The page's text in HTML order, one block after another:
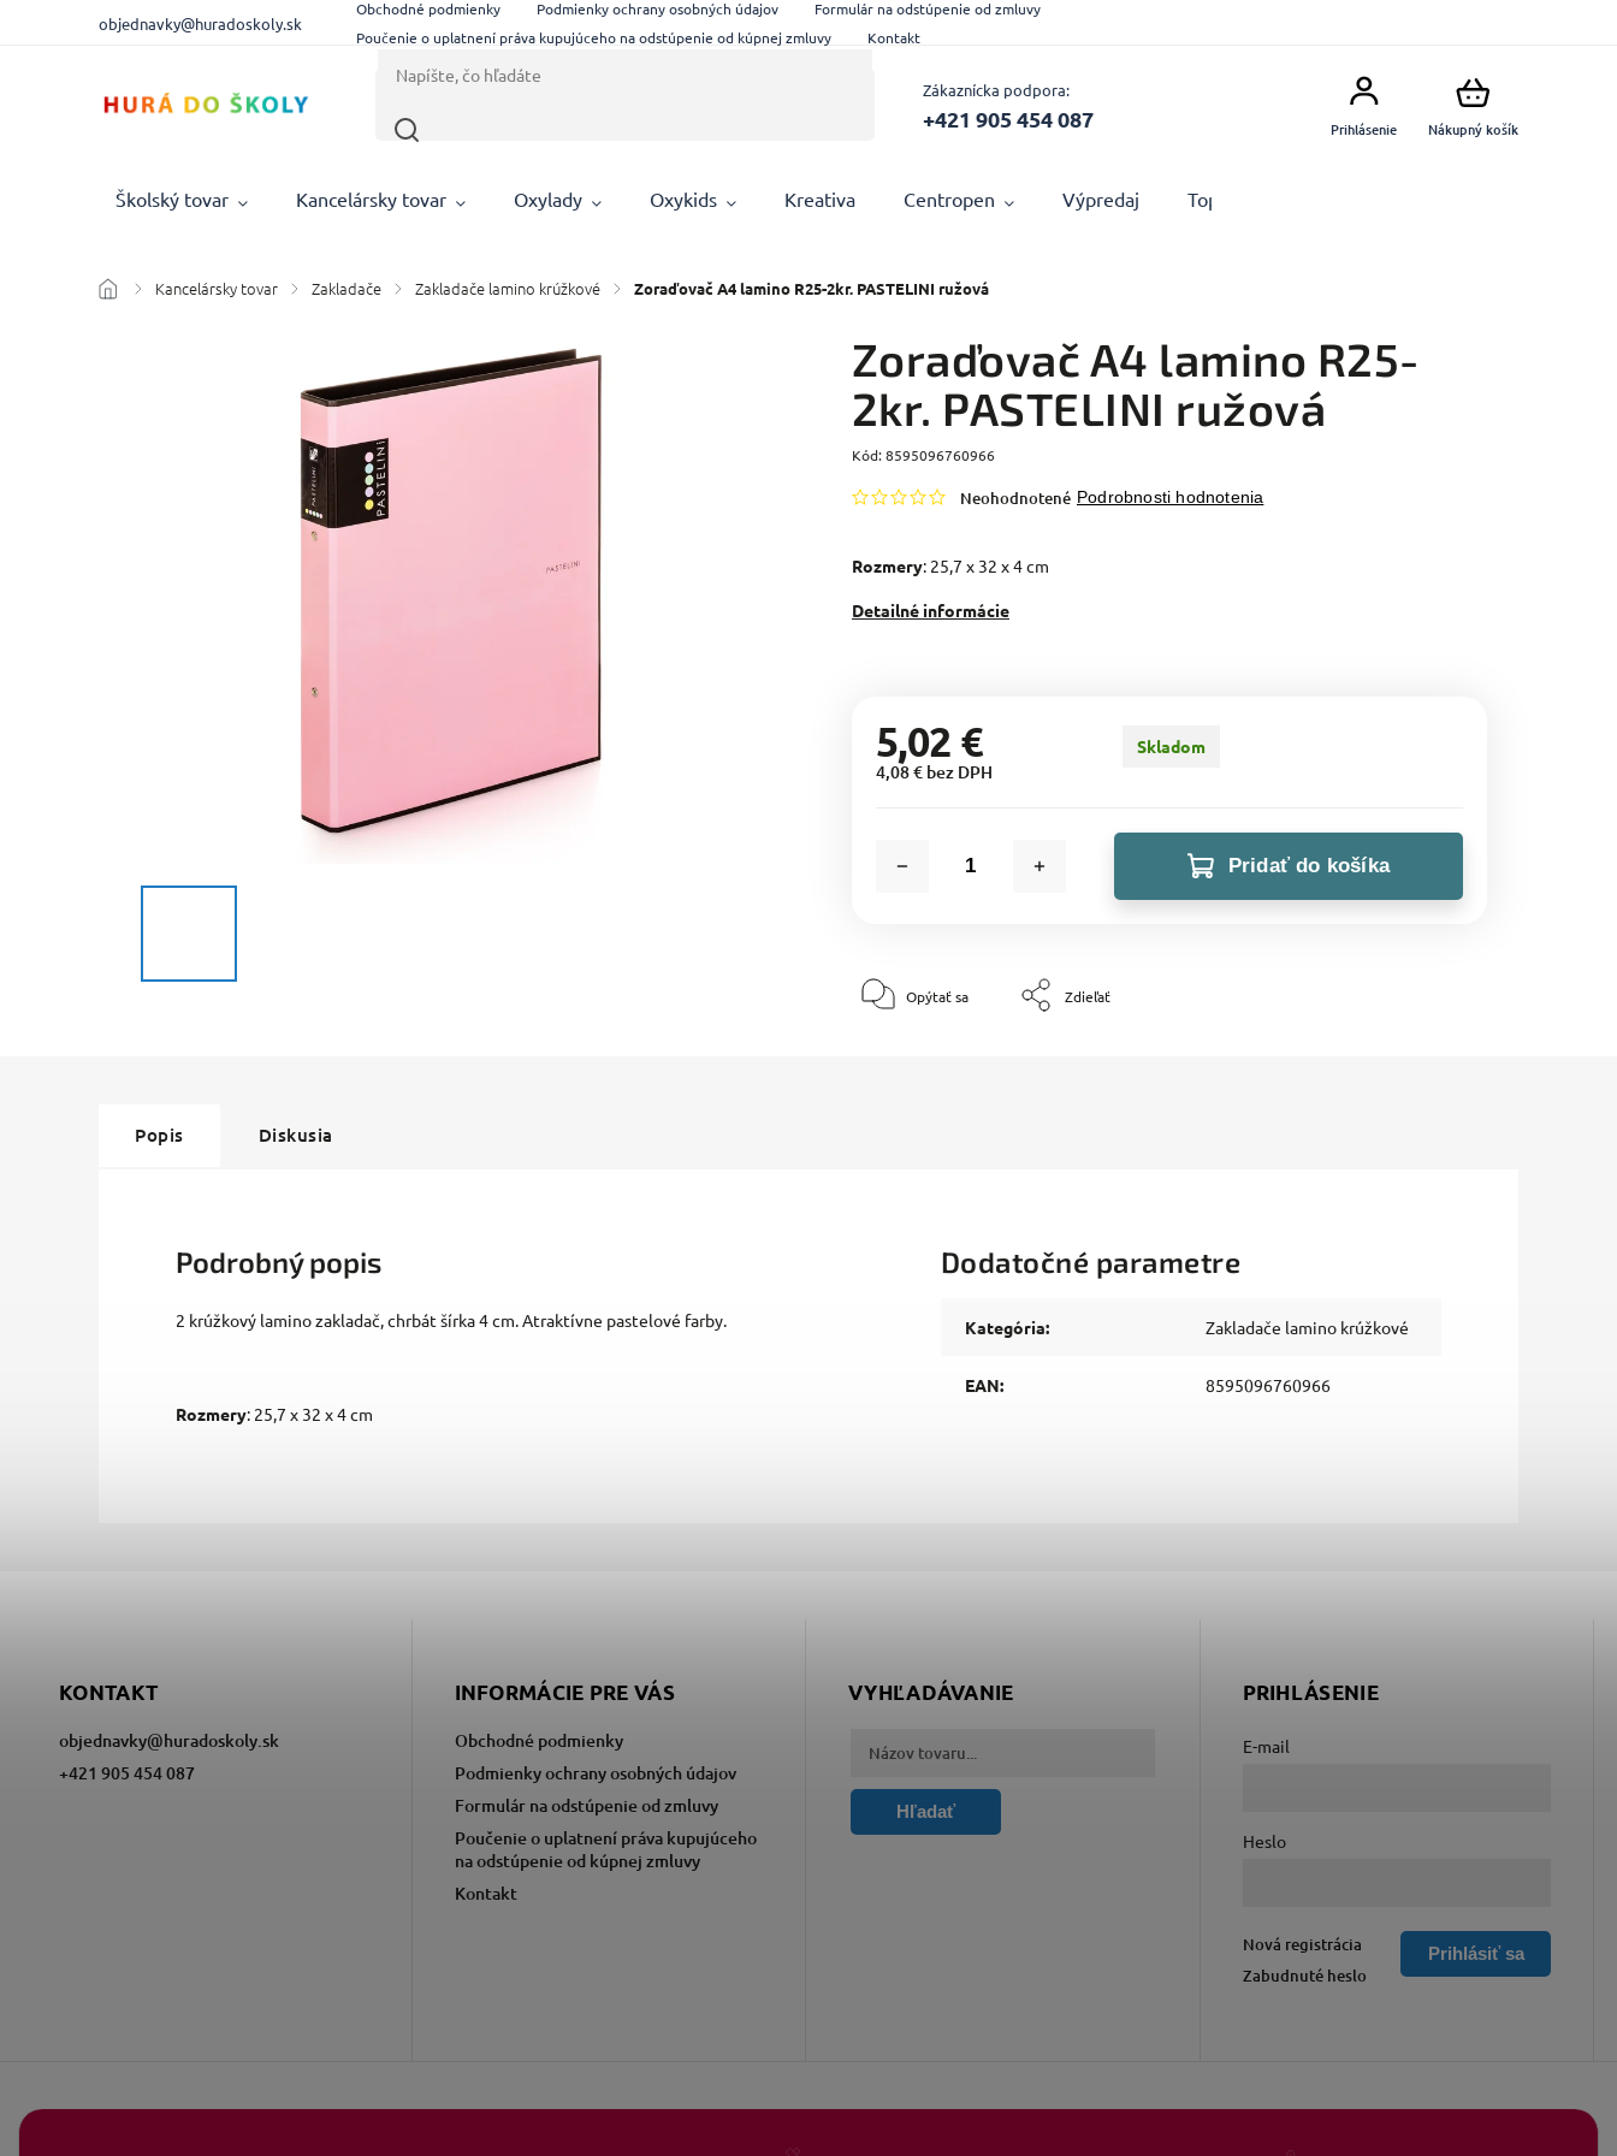
objednavky@huradoskoly.sk
Obchodné podmienky Podmienky ochrany osobných údajov
Formulár na odstúpenie od zmluvy
Poučenie o uplatnení práva kupujúceho na odstúpenie od kúpnej zmluvy
Kontakt
Zákaznícka podpora:
+421 905 454 087 Nákupný košík
Prihlásenie
Školský tovar Kancelársky tovar Oxylady Oxykids Kreativa Centropen Výpredaj Top produkty
/ Kancelársky tovar / Zakladače / Zakladače lamino krúžkové / Zoraďovač A4 lamino R25-2kr. PASTELINI ružová
Zoraďovač A4 lamino R25-
2kr. PASTELINI ružová
Kód:8595096760966
Neohodnotené Podrobnosti hodnotenia
Rozmery: 25,7 x 32 x 4 cm
Detailné informácie
5,02 €
4,08 € bez DPH
Skladom
Pridať do košíka
Opýtať sa Zdieľať
Popis Diskusia
Podrobný popis
2 krúžkový lamino zakladač, chrbát šírka 4 cm. Atraktívne pastelové farby.
Rozmery: 25,7 x 32 x 4 cm
Dodatočné parametre
Kategória: Zakladače lamino krúžkové
EAN: 8595096760966
KONTAKT
objednavky@huradoskoly.sk
+421 905 454 087
INFORMÁCIE PRE VÁS
Obchodné podmienky
Podmienky ochrany osobných údajov
Formulár na odstúpenie od zmluvy
Poučenie o uplatnení práva kupujúceho
na odstúpenie od kúpnej zmluvy
Kontakt
VYHĽADÁVANIE
Hľadať
PRIHLÁSENIE
E-mail
Heslo
Prihlásiť sa
Nová registrácia
Zabudnuté heslo